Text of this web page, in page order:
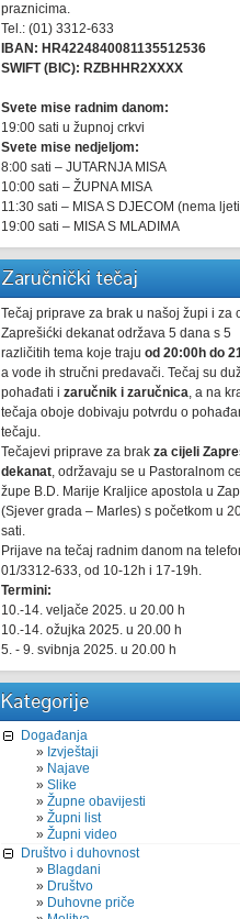
praznicima.
Tel.: (01) 3312-633
IBAN: HR4224840081135512536
SWIFT (BIC): RZBHHR2XXXX
Svete mise radnim danom:
19:00 sati u župnoj crkvi
Svete mise nedjeljom:
8:00 sati – JUTARNJA MISA
10:00 sati – ŽUPNA MISA
11:30 sati – MISA S DJECOM (nema
19:00 sati – MISA S MLADIMA
Zaručnički tečaj
Tečaj priprave za brak u našoj župi i za
Zaprešićki dekanat održava 5 dana s 5
različitih tema koje traju od 20:00h do
a vode ih stručni predavači. Tečaj su
pohađati i zaručnik i zaručnica, a na
tečaja oboje dobivaju potvrdu o
tečaju.
Tečajevi priprave za brak za cijeli
dekanat, održavaju se u Pastoralnom
župe B.D. Marije Kraljice apostola u
(Sjever grada – Marles) s početkom u
sati.
Prijave na tečaj radnim danom na
01/3312-633, od 10-12h i 17-19h.
Termini:
10.-14. veljače 2025. u 20.00 h
10.-14. ožujka 2025. u 20.00 h
5. - 9. svibnja 2025. u 20.00 h
Kategorije
Događanja
Izvještaji
Najave
Slike
Župne obavijesti
Župni list
Župni video
Društvo i duhovnost
Blagdani
Društvo
Duhovne priče